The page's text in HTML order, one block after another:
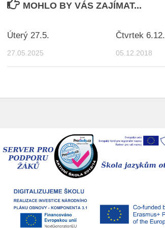
MOHLO BY VÁS ZAJÍMAT...
Úterý 27.5.
27.05.2025
Čtvrtek 6.12.
05.12.2018